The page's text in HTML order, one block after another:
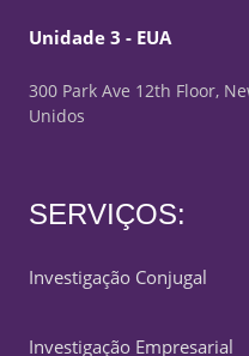
Unidade 3 - EUA
300 Park Ave 12th Floor,
Unidos
SERVIÇOS:
Investigação Conjugal
Investigação Empresarial